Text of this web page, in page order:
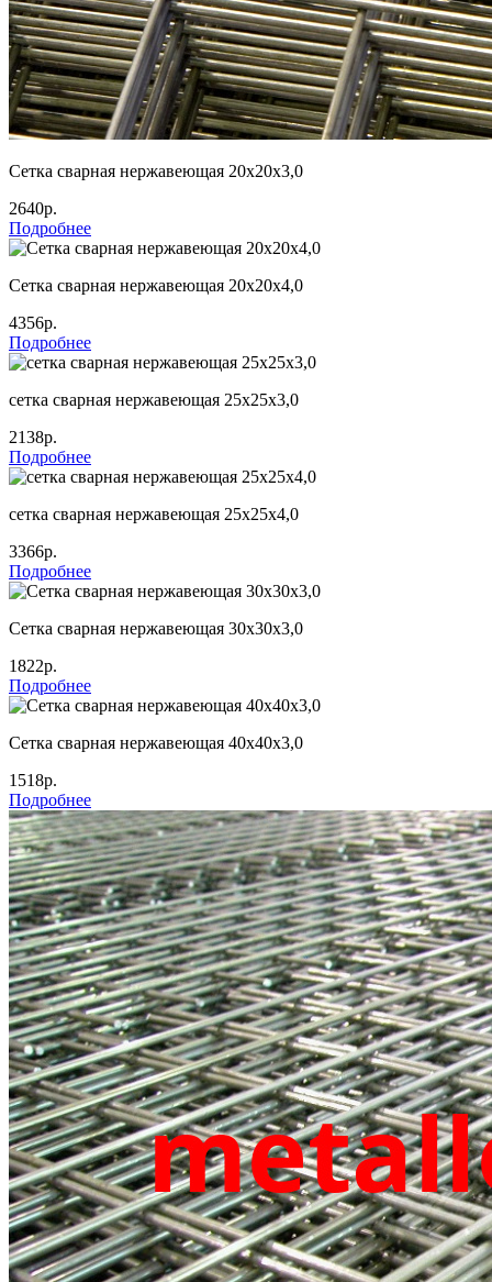
Сетка сварная нержавеющая 20х20х3,0
2640р.
Подробнее
Сетка сварная нержавеющая 20х20х4,0
4356р.
Подробнее
сетка сварная нержавеющая 25х25х3,0
2138р.
Подробнее
сетка сварная нержавеющая 25х25х4,0
3366р.
Подробнее
Сетка сварная нержавеющая 30х30х3,0
1822р.
Подробнее
Сетка сварная нержавеющая 40х40х3,0
1518р.
Подробнее